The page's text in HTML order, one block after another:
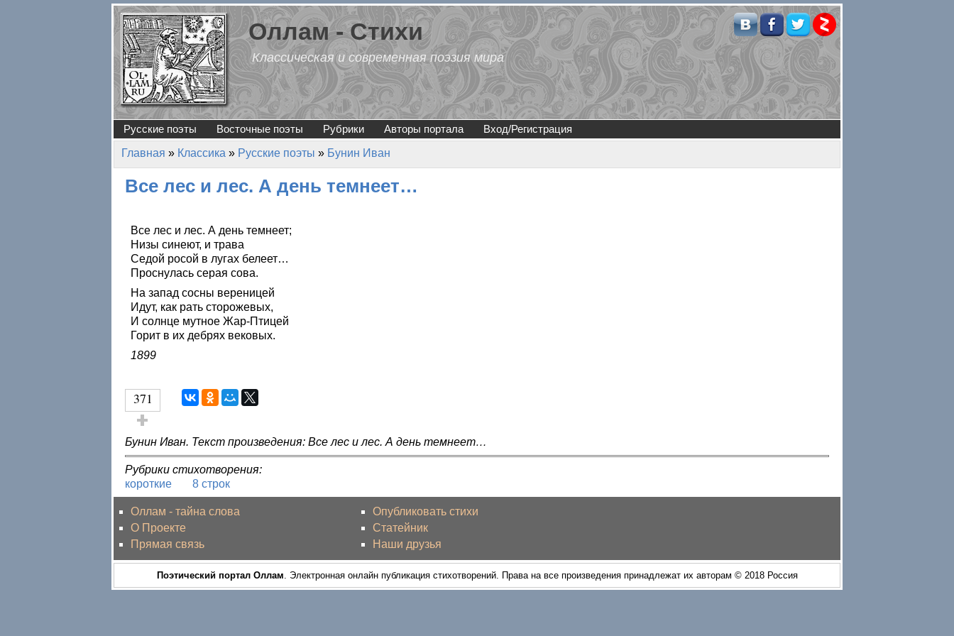
Перейти к основному содержанию
Оллам - Стихи
Классическая и современная поэзия мира
Русские поэты Восточные поэты Рубрики Авторы портала Вход/Регистрация
Вы здесь
Главная » Классика » Русские поэты » Бунин Иван
Все лес и лес. А день темнеет…
Все лес и лес. А день темнеет;
Низы синеют, и трава
Седой росой в лугах белеет…
Проснулась серая сова.
На запад сосны вереницей
Идут, как рать сторожевых,
И солнце мутное Жар-Птицей
Горит в их дебрях вековых.
1899
371
Голос за!
Бунин Иван. Текст произведения: Все лес и лес. А день темнеет…
Рубрики стихотворения:
короткие
8 строк
Оллам - тайна слова
О Проекте
Прямая связь
Опубликовать стихи
Статейник
Наши друзья
Поэтический портал Оллам . Электронная онлайн публикация стихотворений. Права на все произведения принадлежат их авторам © 2018 Россия